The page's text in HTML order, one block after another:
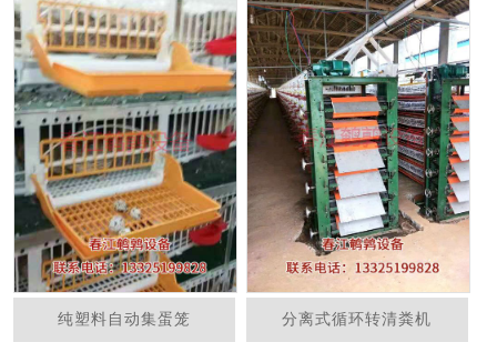
纯塑料自动集蛋笼 分离式循环转清粪机